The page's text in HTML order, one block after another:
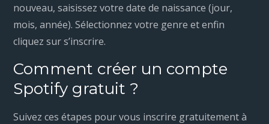
nouveau, saisissez votre date de naissance (jour,
mois, année). Sélectionnez votre genre et enfin
cliquez sur s’inscrire.
Comment créer un compte
Spotify gratuit ?
Suivez ces étapes pour vous inscrire gratuitement à